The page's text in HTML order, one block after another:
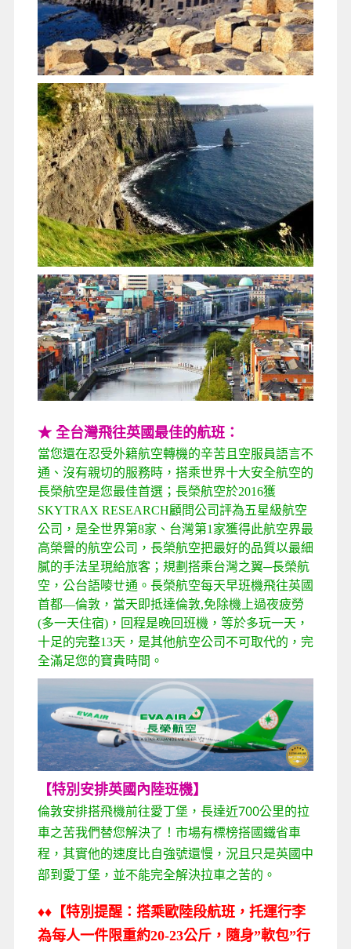
★ 全台灣飛往英國最佳的航班：
當您還在忍受外籍航空轉機的辛苦 且空服員語言不
通 、 沒有親切的服務時， 搭乘世界十大安全航空的
長榮航空是您最佳首選； 長榮航空於2016獲
SKYTRAX RESEARCH顧問公司評為五星級航空
公司，是全世界第8家、台灣第1 家獲得此航空界最
高榮譽的航空公司，長榮航空把最好的品質以最細
膩的手法呈現給旅客；規劃搭乘台灣之翼─長榮航
空，公台語嘜ㄝ通。長榮航空每天早班機飛往英國
首都—倫敦，當天即抵達倫敦,免除機上過夜疲勞
(多一天住宿)，回程是晚回班機，等於多玩一天，
十足的完整13天，是其他航空公司不可取代的，完
全滿足您的寶貴時間。
【特別安排英國內陸班機】
倫敦安排搭飛機前往愛丁堡，長達近700公里的拉
車之苦我們替您解決了！市場有標榜搭國鐵省車
程，其實他的速度比自強號還慢，況且只是英國中
部到愛丁堡，並不能完全解決拉車之苦的。
♦♦【特別提醒：搭乘歐陸段航班，托運行李
為每人一件限重約20-23公斤，隨身”軟包”行